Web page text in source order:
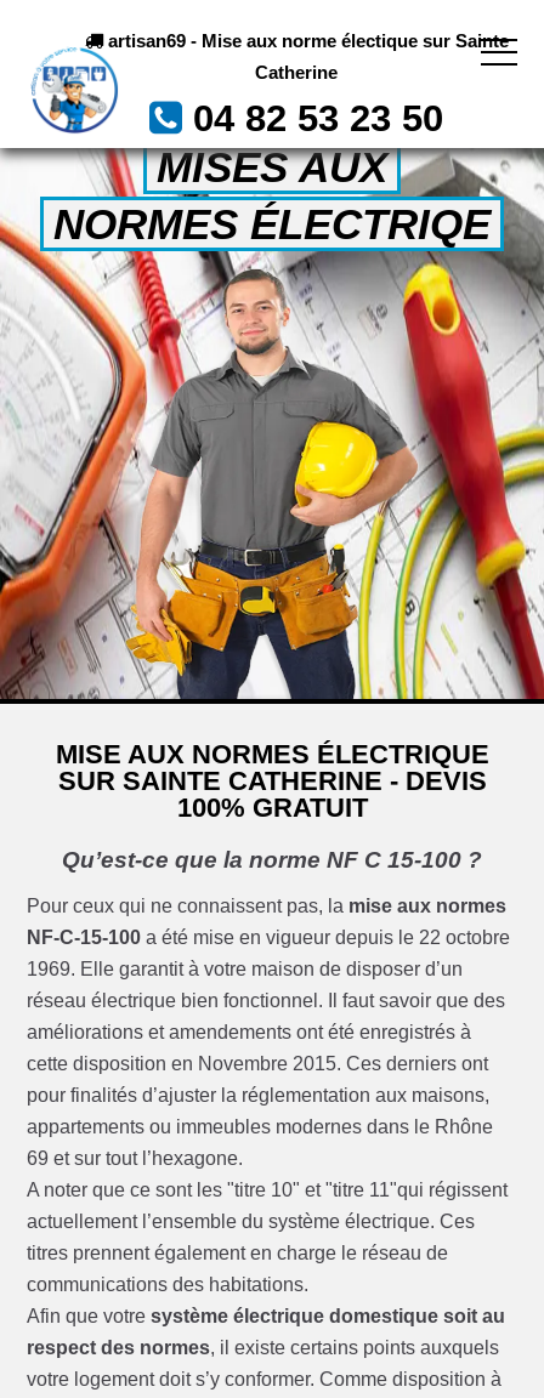
artisan69 - Mise aux norme électique sur Sainte
Catherine
04 82 53 23 50
MISES AUX
NORMES ÉLECTRIQE
MISE AUX NORMES ÉLECTRIQUE
SUR SAINTE CATHERINE - DEVIS
100% GRATUIT
Qu’est-ce que la norme NF C 15-100 ?
Pour ceux qui ne connaissent pas, la mise aux normes
NF-C-15-100 a été mise en vigueur depuis le 22 octobre
1969. Elle garantit à votre maison de disposer d’un
réseau électrique bien fonctionnel. Il faut savoir que des
améliorations et amendements ont été enregistrés à
cette disposition en Novembre 2015. Ces derniers ont
pour finalités d’ajuster la réglementation aux maisons,
appartements ou immeubles modernes dans le Rhône
69 et sur tout l’hexagone.
A noter que ce sont les "titre 10" et "titre 11"qui régissent
actuellement l’ensemble du système électrique. Ces
titres prennent également en charge le réseau de
communications des habitations.
Afin que votresystème électrique domestique soit au
respect des normes, il existe certains points auxquels
votre logement doit s’y conformer. Comme disposition à